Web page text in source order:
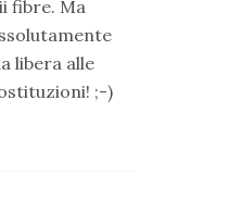
fibre. Ma
libera alle
;-)